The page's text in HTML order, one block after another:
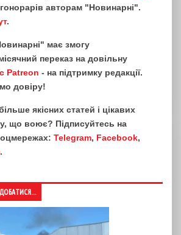
авторам "Новинарні".
.
має змогу
переказ на довільну
Patreon - на підтримку редакції.
довіру!
якісних статей і цікавих
що воює? Підписуйтесь на
Telegram, Facebook,
.